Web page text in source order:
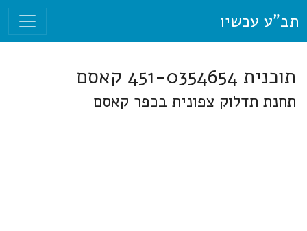
תב"ע עכשיו
תוכנית 451-0354654 קאסם
תחנת תדלוק צפונית בכפר קאסם